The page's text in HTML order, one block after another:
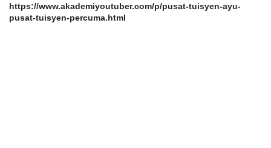
https://www.akademiyoutuber.com/p/pusat-tuisyen-ayu-
pusat-tuisyen-percuma.html